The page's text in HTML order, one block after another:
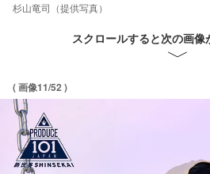
杉山竜司（提供写真）
スクロールすると次の画像
( 画像11/52 )